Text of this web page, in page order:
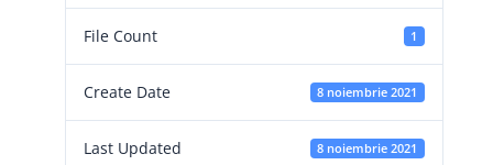
File Count 1
Create Date 8 noiembrie 2021
Last Updated 8 noiembrie 2021